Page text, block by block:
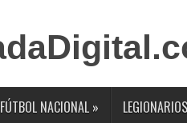
FÚTBOL NACIONAL » LEGIONARIOS